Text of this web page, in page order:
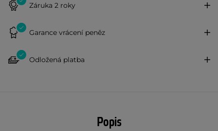
Záruka 2 roky
Garance vrácení peněz
Odložená platba
Popis